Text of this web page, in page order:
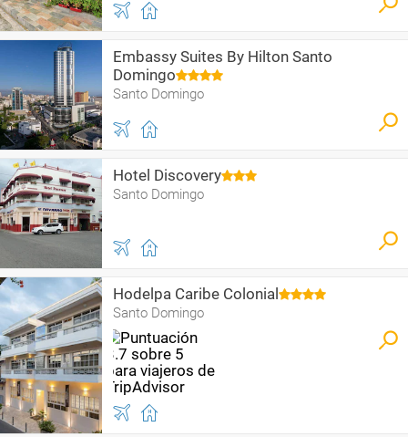
Embassy Suites By Hilton Santo
Domingo
Santo Domingo
Hotel Discovery
Santo Domingo
Hodelpa Caribe Colonial
Santo Domingo